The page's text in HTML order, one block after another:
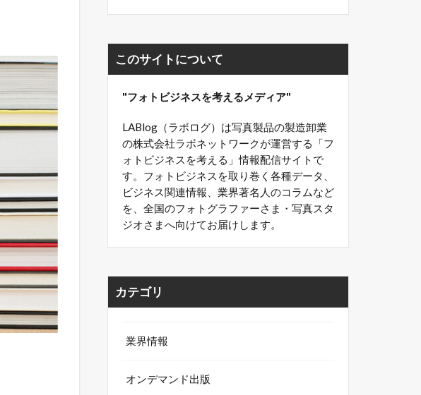
このサイトについて
"フォトビジネスを考えるメディア"
LABlog（ラボログ）は写真製品の製造卸業
の株式会社ラボネットワークが運営する「フ
ォトビジネスを考える」情報配信サイトで
す。フォトビジネスを取り巻く各種データ、
ビジネス関連情報、業界著名人のコラムなど
を、全国のフォトグラファーさま・写真スタ
ジオさまへ向けてお届けします。
カテゴリ
業界情報
オンデマンド出版